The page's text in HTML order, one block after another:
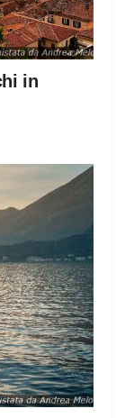
in